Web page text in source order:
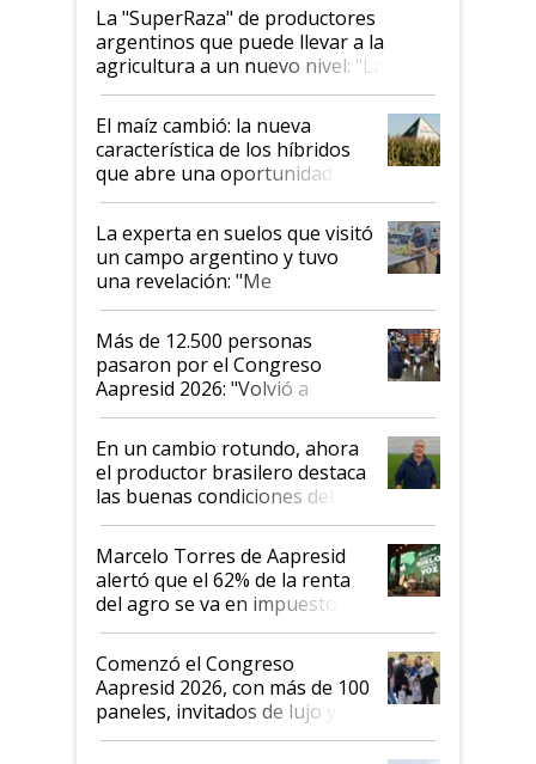
La "SuperRaza" de productores
argentinos que puede llevar a la
agricultura a un nuevo nivel: "Las
posibilidades de crecimiento son
infinitas"
El maíz cambió: la nueva
característica de los híbridos
que abre una oportunidad en
el lote
La experta en suelos que visitó
un campo argentino y tuvo
una revelación: "Me
impresionó mucho"
Más de 12.500 personas
pasaron por el Congreso
Aapresid 2026: "Volvió a
demostrar que hablar del
suelo es hablar de todo el
sistema productivo"
En un cambio rotundo, ahora
el productor brasilero destaca
las buenas condiciones del
agro argentino para invertir:
"Los veo más motivados"
Marcelo Torres de Aapresid
alertó que el 62% de la renta
del agro se va en impuestos:
"No es bueno que en
Argentina se sigan discutiendo
las mismas cosas de hace 50
años"
Comenzó el Congreso
Aapresid 2026, con más de 100
paneles, invitados de lujo y
todas las tendencias